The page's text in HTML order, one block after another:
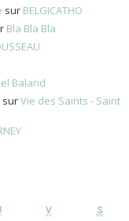
sur BELGICATHO
Bla Bla Bla
Baland
surVie des Saints - Saint
V
S